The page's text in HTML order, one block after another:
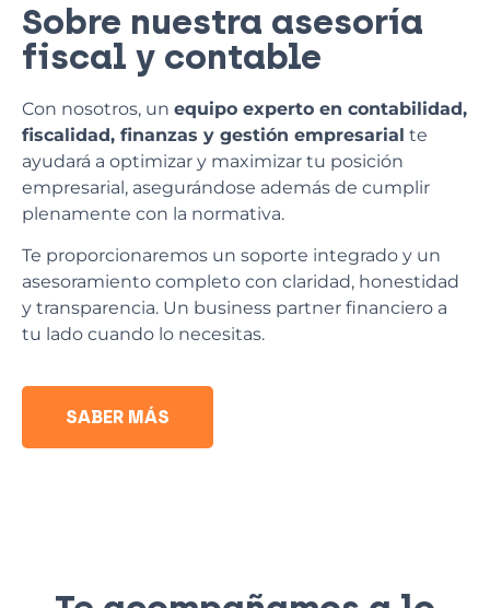
Sobre nuestra asesoría
fiscal y contable
Con nosotros, un equipo experto en contabilidad,
fiscalidad, finanzas y gestión empresarial te
ayudará a optimizar y maximizar tu posición
empresarial, asegurándose además de cumplir
plenamente con la normativa.
Te proporcionaremos un soporte integrado y un
asesoramiento completo con claridad, honestidad
y transparencia. Un business partner financiero a
tu lado cuando lo necesitas.
SABER MÁS